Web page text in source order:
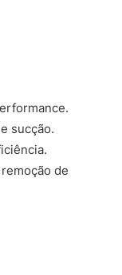
sucção.
de